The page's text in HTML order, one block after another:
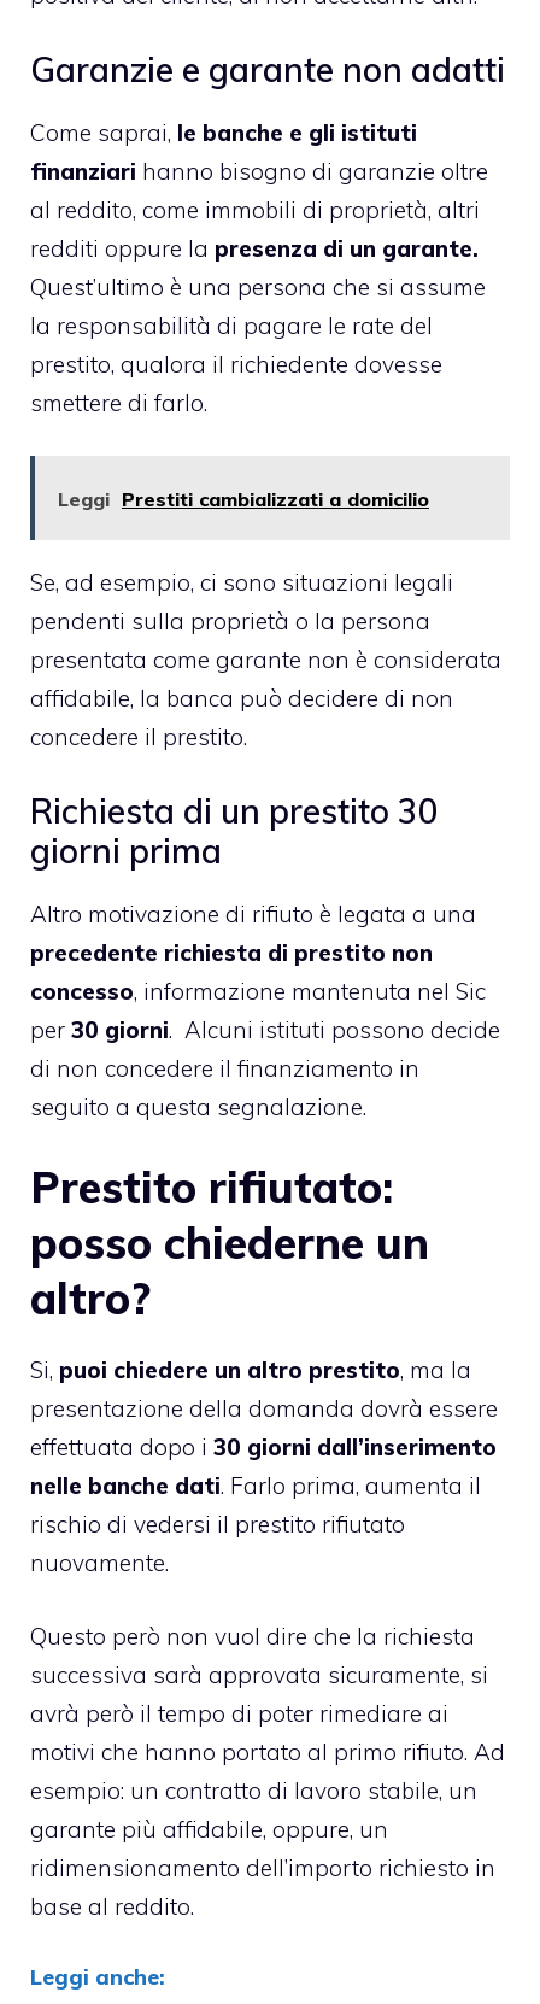
Garanzie e garante non adatti
Come saprai, le banche e gli istituti
finanziari hanno bisogno di garanzie oltre
al reddito, come immobili di proprietà, altri
redditi oppure la presenza di un garante.
Quest’ultimo è una persona che si assume
la responsabilità di pagare le rate del
prestito, qualora il richiedente dovesse
smettere di farlo.
Leggi Prestiti cambializzati a domicilio
Se, ad esempio, ci sono situazioni legali
pendenti sulla proprietà o la persona
presentata come garante non è considerata
affidabile, la banca può decidere di non
concedere il prestito.
Richiesta di un prestito 30
giorni prima
Altro motivazione di rifiuto è legata a una
precedente richiesta di prestito non
concesso, informazione mantenuta nel Sic
per 30 giorni. Alcuni istituti possono decide
di non concedere il finanziamento in
seguito a questa segnalazione.
Prestito rifiutato:
posso chiederne un
altro?
Si, puoi chiedere un altro prestito, ma la
presentazione della domanda dovrà essere
effettuata dopo i 30 giorni dall’inserimento
nelle banche dati. Farlo prima, aumenta il
rischio di vedersi il prestito rifiutato
nuovamente.
Questo però non vuol dire che la richiesta
successiva sarà approvata sicuramente, si
avrà però il tempo di poter rimediare ai
motivi che hanno portato al primo rifiuto. Ad
esempio: un contratto di lavoro stabile, un
garante più affidabile, oppure, un
ridimensionamento dell’importo richiesto in
base al reddito.
Leggi anche: